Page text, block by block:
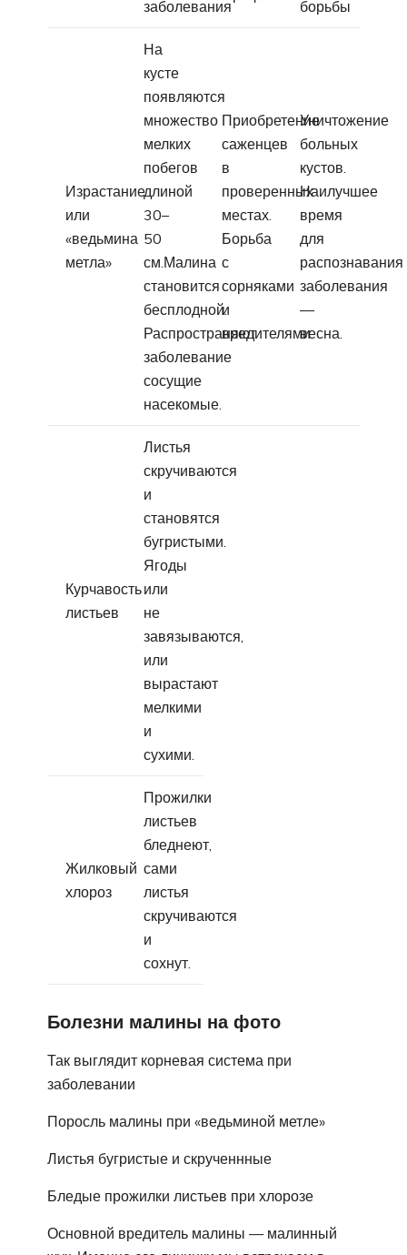
заболевания
борьбы
Израстание
или
«ведьмина
метла»
На
кусте
появляются
множество
мелких
побегов
длиной
30–
50
см.Малина
становится
бесплодной.
Распространяют
заболевание
сосущие
насекомые.
Приобретение
саженцев
в
проверенных
местах.
Борьба
с
сорняками
и
вредителями.
Уничтожение
больных
кустов.
Наилучшее
время
для
распознавания
заболевания
—
весна.
Курчавость
листьев
Листья
скручиваются
и
становятся
бугристыми.
Ягоды
или
не
завязываются,
или
вырастают
мелкими
и
сухими.
Жилковый
хлороз
Прожилки
листьев
бледнеют,
сами
листья
скручиваются
и
сохнут.
Болезни малины на фото
Так выглядит корневая система при
заболевании
Поросль малины при «ведьминой метле»
Листья бугристые и скрученнные
Бледые прожилки листьев при хлорозе
Основной вредитель малины — малинный